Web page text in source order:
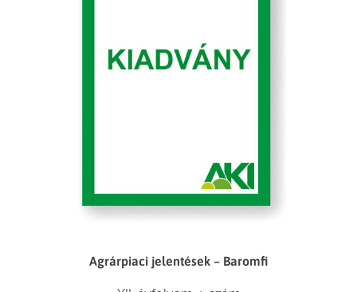
Agrárpiaci jelentések – Baromfi